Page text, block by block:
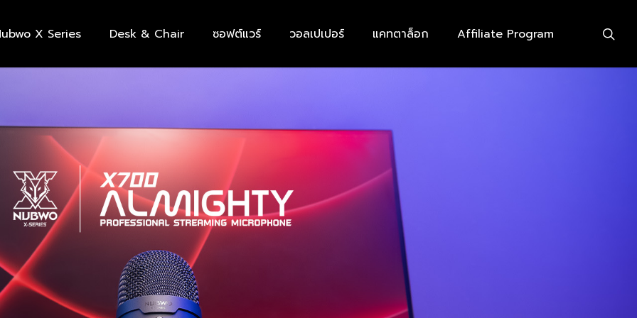
X Series Desk & Chair ซอฟต์แวร์ วอลเปเปอร์ แคทตาล็อก Affiliate Program